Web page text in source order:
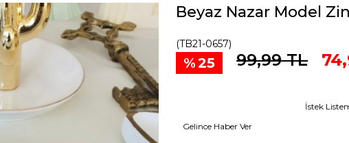
Beyaz Nazar Model
(TB21-0657)
25 99,99 TL
İstek
Gelince Haber Ver